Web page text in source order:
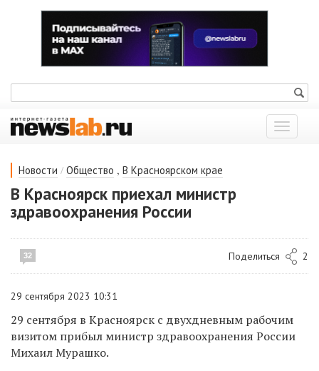
Показать
меню
Новости / Общество , В Красноярском крае
В Красноярск приехал министр
здравоохранения России
32 Поделиться 2
29 сентября 2023 10:31
29 сентября в Красноярск с двухдневным рабочим
визитом прибыл министр здравоохранения России
Михаил Мурашко.